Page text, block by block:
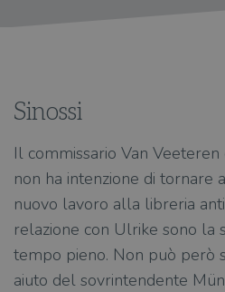
Sinossi
Il commissario Van
non ha intenzione di tornare
nuovo lavoro alla libreria
relazione con Ulrike sono la
tempo pieno. Non può però
aiuto del sovrintendente